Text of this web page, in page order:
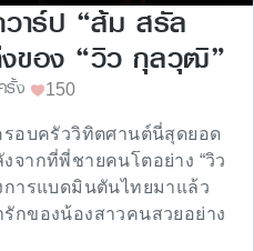
วาร์ป “ส้ม สรัล
ของ “วิว กุลวุฒิ”
รั้ง 150
รอบครัววิทิตศานต์นี่สุดยอด
จากที่พี่ชายคนโตอย่าง “วิว
การแบดมินตันไทยมาแล้ว
กของน้องสาวคนสวยอย่าง